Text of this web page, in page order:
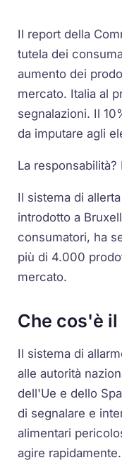
Il report della
tutela dei
aumento dei
mercato. Italia al
segnalazioni. Il
da imputare agli
La
Il sistema di
introdotto a
consumatori, ha
più di 4.000
mercato.
Che cos'è il
Il sistema di
alle autorità
dell'Ue e dello
di segnalare e
alimentari
agire